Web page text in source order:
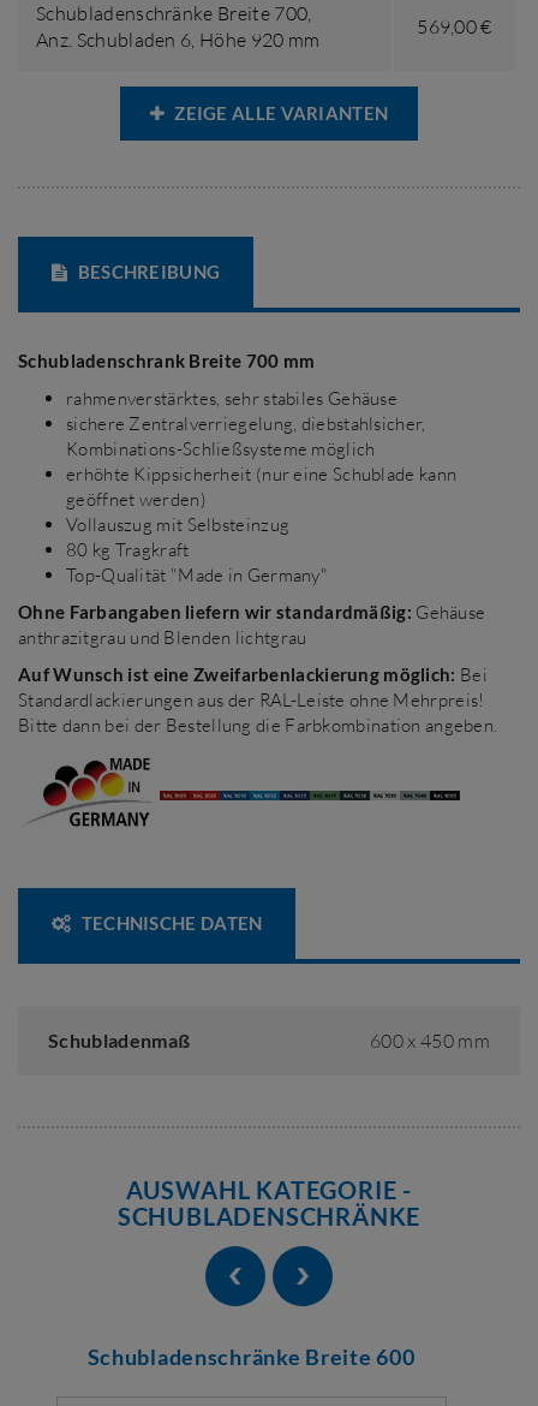
Schubladenschränke Breite 700,
Anz. Schubladen 6, Höhe 920 mm
569,00 €
ZEIGE ALLE VARIANTEN
BESCHREIBUNG
Schubladenschrank Breite 700 mm
rahmenverstärktes, sehr stabiles Gehäuse
sichere Zentralverriegelung, diebstahlsicher,
Kombinations-Schließsysteme möglich
erhöhte Kippsicherheit (nur eine Schublade kann
geöffnet werden)
Vollauszug mit Selbsteinzug
80 kg Tragkraft
Top-Qualität "Made in Germany"
Ohne Farbangaben liefern wir standardmäßig: Gehäuse
anthrazitgrau und Blenden lichtgrau
Auf Wunsch ist eine Zweifarbenlackierung möglich: Bei
Standardlackierungen aus der RAL-Leiste ohne Mehrpreis!
Bitte dann bei der Bestellung die Farbkombination angeben.
TECHNISCHE DATEN
Schubladenmaß 600 x 450 mm
AUSWAHL KATEGORIE -
SCHUBLADENSCHRÄNKE
Schubladenschränke Breite 600